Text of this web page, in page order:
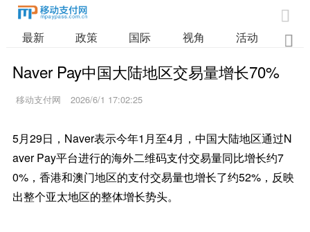

最新 政策 国际 视角 活动 业

Naver Pay中国大陆地区交易量增长70%
移动支付网 2026/6/1 17:02:25
5月29日，Naver表示今年1月至4月，中国大陆地区通过N
aver Pay平台进行的海外二维码支付交易量同比增长约7
0%，香港和澳门地区的支付交易量也增长了约52%，反映
出整个亚太地区的整体增长势头。